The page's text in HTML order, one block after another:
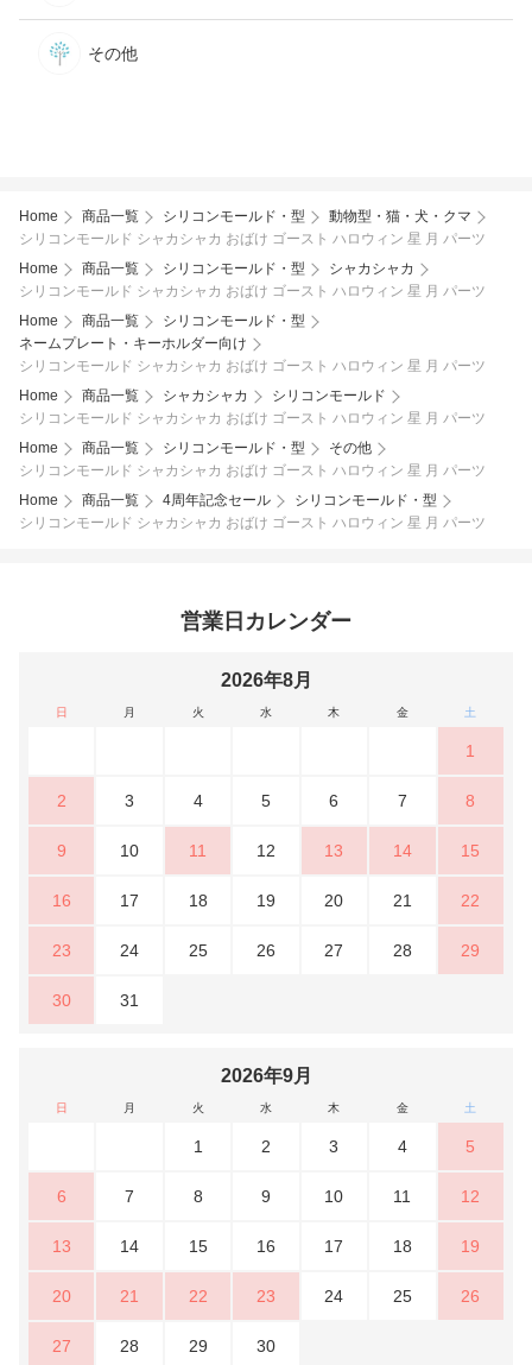
その他
Home 商品一覧 シリコンモールド・型
動物型・猫・犬・クマ
シリコンモールド シャカシャカ おばけ ゴースト ハロウィン 星 月 パーツ
Home
商品一覧 シリコンモールド・型
シャカシャカ
シリコンモールド シャカシャカ おばけ ゴースト ハロウィン 星 月 パーツ
Home
商品一覧
シリコンモールド・型
ネームプレート・キーホルダー向け
シリコンモールド シャカシャカ おばけ ゴースト ハロウィン 星 月 パーツ
Home
商品一覧 シャカシャカ
シリコンモールド
シリコンモールド シャカシャカ おばけ ゴースト ハロウィン 星 月 パーツ
Home
商品一覧 シリコンモールド・型
その他
シリコンモールド シャカシャカ おばけ ゴースト ハロウィン 星 月 パーツ
Home
商品一覧 4周年記念セール
シリコンモールド・型
シリコンモールド シャカシャカ おばけ ゴースト ハロウィン 星 月 パーツ
営業日カレンダー
2026年8月
日 月 火 水 木 金 土
1
2 3 4 5 6 7 8
9 10 11 12 13 14 15
16 17 18 19 20 21 22
23 24 25 26 27 28 29
30 31
2026年9月
日 月 火 水 木 金 土
1 2 3 4 5
6 7 8 9 10 11 12
13 14 15 16 17 18 19
20 21 22 23 24 25 26
27 28 29 30